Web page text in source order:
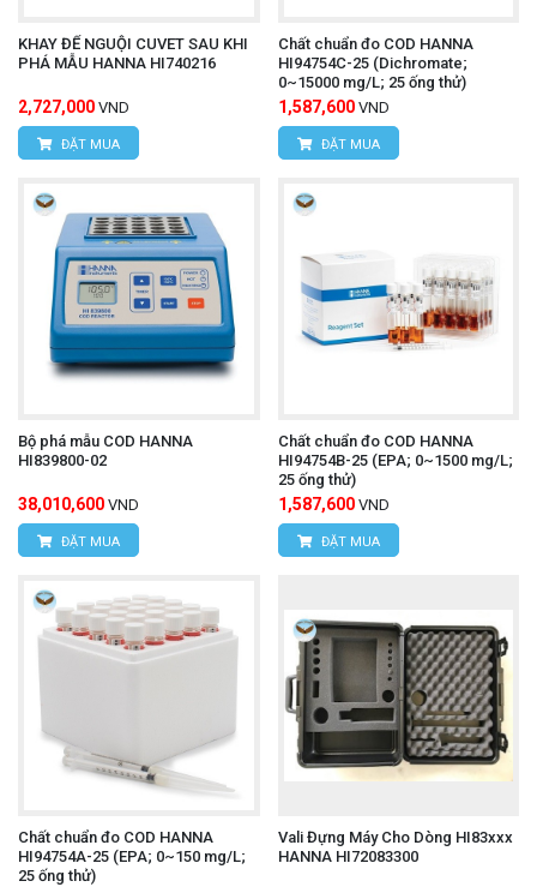
KHAY ĐỂ NGUỘI CUVET SAU KHI
PHÁ MẪU HANNA HI740216
2,727,000 VND
ĐẶT MUA
Chất chuẩn đo COD HANNA
HI94754C-25 (Dichromate;
0~15000 mg/L; 25 ống thử)
1,587,600 VND
ĐẶT MUA
Bộ phá mẫu COD HANNA
HI839800-02
38,010,600 VND
ĐẶT MUA
Chất chuẩn đo COD HANNA
HI94754B-25 (EPA; 0~1500 mg/L;
25 ống thử)
1,587,600 VND
ĐẶT MUA
Chất chuẩn đo COD HANNA
HI94754A-25 (EPA; 0~150 mg/L;
25 ống thử)
Vali Đựng Máy Cho Dòng HI83xxx
HANNA HI72083300